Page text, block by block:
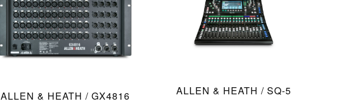
ALLEN & HEATH / GX4816
ALLEN & HEATH / SQ-5